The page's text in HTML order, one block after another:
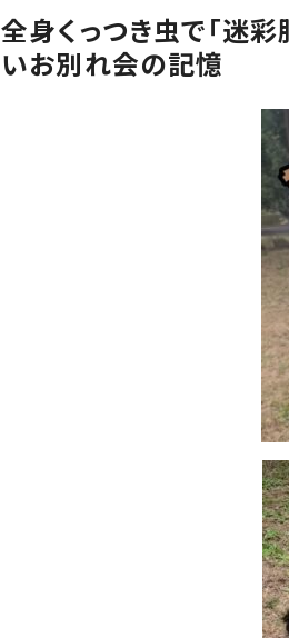
全身くっつき虫で「迷
いお別れ会の記憶